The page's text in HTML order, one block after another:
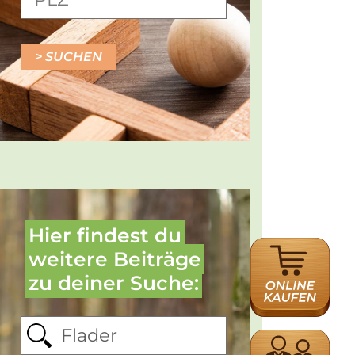
SUCHEN
Hier findest du
weitere Beiträge
zu deiner Suche:
ONLINE